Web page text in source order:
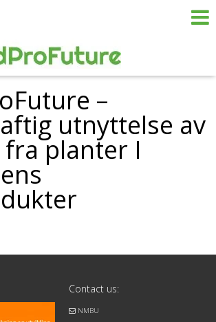
–
utnyttelse av
planter I
Contact us:
NMBU